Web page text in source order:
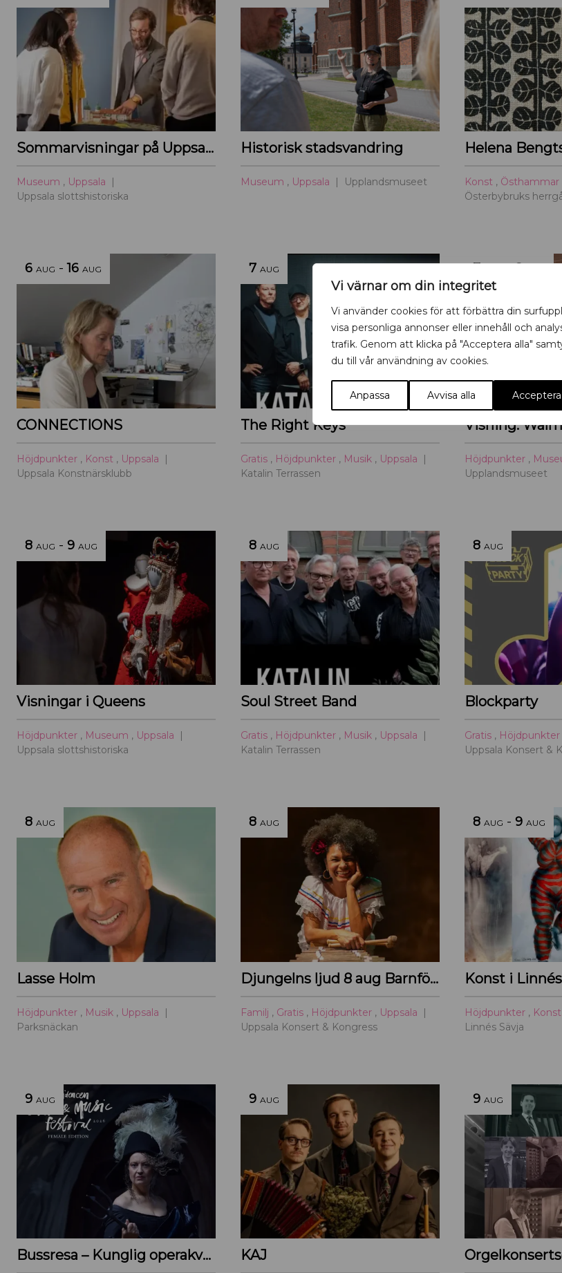
Vi värnar om din integritet
Vi använder cookies för att förbättra din
visa personliga annonser eller innehåll och
trafik. Genom att klicka på "Acceptera alla"
du till vår användning av cookies.
Anpassa Avvisa alla Acceptera
Sommarvisningar på Uppsala slottshistoriska
Museum , Uppsala
Uppsala slottshistoriska
Historisk stadsvandring
Museum , Uppsala Upplandsmuseet Konst , Östhammar
Österbybruks
6 AUG -16 AUG
CONNECTIONS
Höjdpunkter , Konst , Uppsala
Uppsala Konstnärsklubb
7 AUG
The Right Keys
Gratis , Höjdpunkter , Musik , Uppsala
Katalin Terrassen
7 -8
Höjdpunkter ,
Upplandsmuseet
8 AUG - 9 AUG
Visningar i Queens
Höjdpunkter , Museum , Uppsala
Uppsala slottshistoriska
8 AUG
Soul Street Band
Gratis , Höjdpunkter , Musik , Uppsala
Katalin Terrassen
8 AUG
Blockparty
Gratis , Höjdpunkter
Uppsala Konsert &
8 AUG
Lasse Holm
Höjdpunkter , Musik , Uppsala
Parksnäckan
8 AUG
Djungelns ljud 8 aug Barnföreställning
Familj , Gratis , Höjdpunkter , Uppsala
Uppsala Konsert & Kongress
8 AUG - 9 AUG
Konst i
Höjdpunkter , Konst
Linnés Sävja
9 AUG
Bussresa – Kunglig operakväll vid Ulriksdal 2026
9 AUG
KAJ
9 AUG